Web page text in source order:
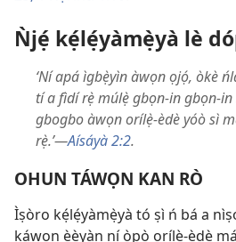
Ǹjẹ́ kẹ́lẹ́yàmẹ̀yà lè
‘Ní apá ìgbẹ̀yìn àwọn ọjọ́, òkè
tí a fìdí rẹ̀ múlẹ̀ gbọn-in gbọn-
gbogbo àwọn orílẹ̀-èdè yóò sì
rẹ̀.’—Aísáyà 2:2.
OHUN TÁWỌN KAN RÒ
Ìṣòro kẹ́lẹ́yàmẹ̀yà tó ṣì ń bá a
káwọn èèyàn ní ọ̀pọ̀ orílẹ̀-èdè